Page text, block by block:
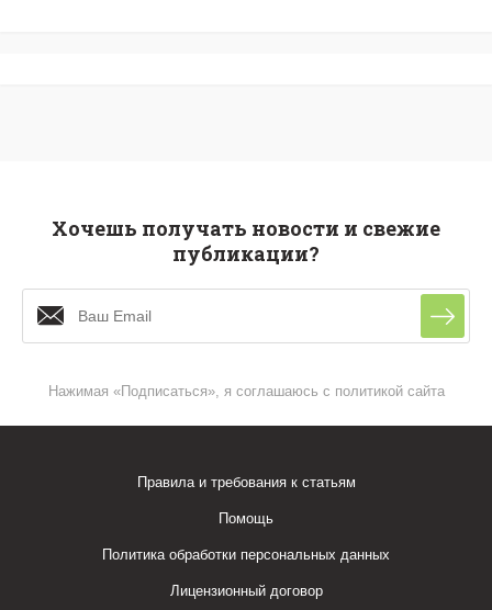
Хочешь получать новости и свежие
публикации?
Нажимая «Подписаться», я соглашаюсь с политикой сайта
Правила и требования к статьям
Помощь
Политика обработки персональных данных
Лицензионный договор